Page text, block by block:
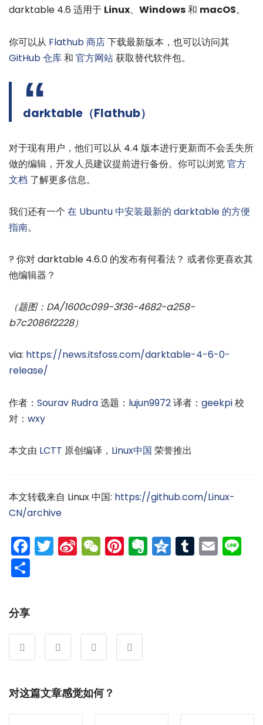
darktable 4.6 适用于 Linux、 Windows和 macOS。
你可以从 Flathub 商店下载最新版本，也可以访问其
GitHub 仓库和 官方网站获取替代软件包。
darktable（Flathub）
对于现有用户，他们可以从 4.4 版本进行更新而不会丢失所
做的编辑，开发人员建议提前进行备份。你可以浏览官方
文档 了解更多信息。
我们还有一个 在 Ubuntu 中安装最新的 darktable 的方便
指南。
? 你对 darktable 4.6.0 的发布有何看法？ 或者你更喜欢其
他编辑器？
（题图：DA/1600c099-3f36-4682-a258-
b7c2086f2228）
via: https://news.itsfoss.com/darktable-4-6-0-
release/
作者： Sourav Rudra选题： lujun9972译者： geekpi校
对： wxy
本文由 LCTT 原创编译， Linux中国 荣誉推出
本文转载来自 Linux 中国: https://github.com/Linux-
CN/archive
Facebook
Twitter
Sina
Weibo
WeChat
Pinterest
Evernote
Qzone
Tumblr
分享
对这篇文章感觉如何？